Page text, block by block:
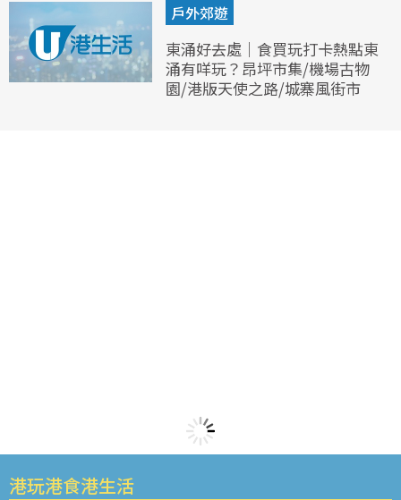
戶外郊遊
東涌好去處｜食買玩打卡熱點東
涌有咩玩？昂坪市集/機場古物
園/港版天使之路/城寨風街市
港玩港食港生活